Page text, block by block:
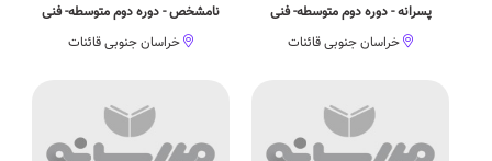
پسرانه - دوره دوم متوسطه- فنی
خراسان جنوبی قائنات
نامشخص - دوره دوم متوسطه- فنی
خراسان جنوبی قائنات